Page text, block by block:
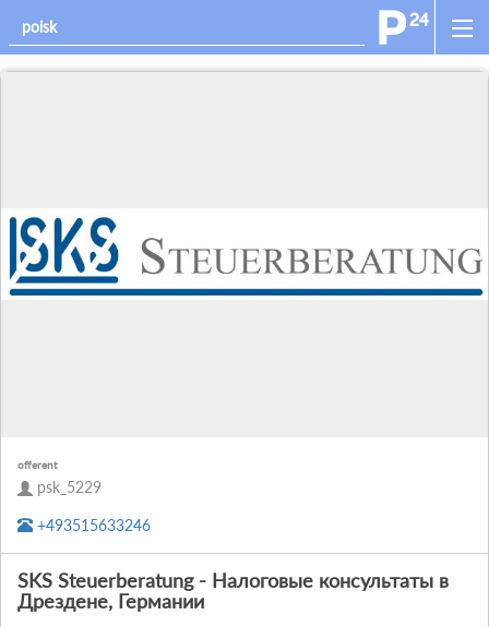
offerent
psk_5229
+493515633246
SKS Steuerberatung - Налоговые консультаты в
Дрездене, Германии